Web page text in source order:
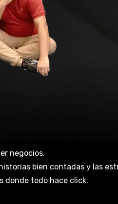
negocios.
bien contadas y las
donde todo hace click.